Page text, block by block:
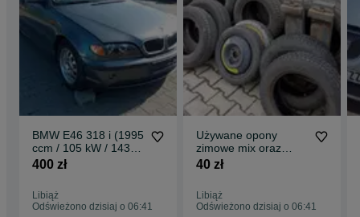
BMW E46 318 i (1995
ccm / 105 kW / 143
KM) *na części*
400 zł
Libiąż
Odświeżono dzisiaj o 06:41
Używane opony
zimowe mix oraz
komplety r13 r14 r15
40 zł
Libiąż
Odświeżono dzisiaj o 06:41